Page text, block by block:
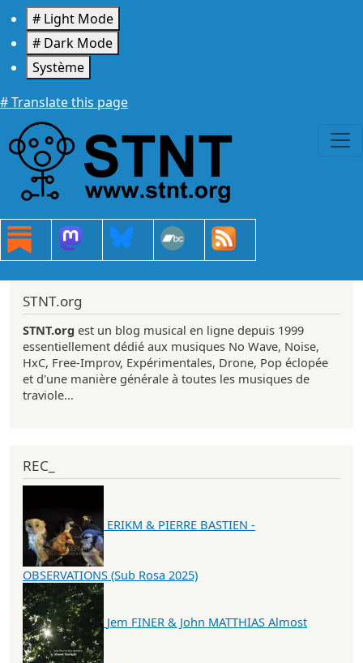
Aller au contenu principal
# Light Mode
# Dark Mode
Système
# Translate this page
STNT.org
STNT.org est un blog musical en ligne depuis 1999
essentiellement dédié aux musiques No Wave, Noise,
HxC, Free-Improv, Expérimentales, Drone, Pop éclopée
et d'une manière générale à toutes les musiques de
traviole...
REC_
ERIKM & PIERRE BASTIEN -
OBSERVATIONS (Sub Rosa 2025)
Jem FINER & John MATTHIAS Almost